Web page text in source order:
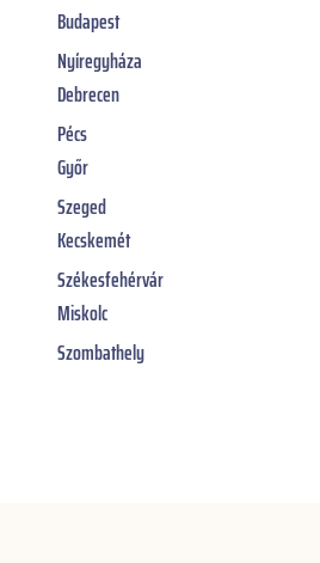
Budapest
Nyíregyháza
Debrecen
Pécs
Győr
Szeged
Kecskemét
Székesfehérvár
Miskolc
Szombathely